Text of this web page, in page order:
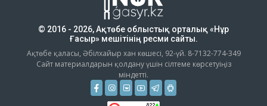
© 2016 - 2026, Ақтөбе облыстық орталық «Нұр
Ғасыр» мешітінің ресми сайты.
Ақтөбе қаласы, Әбілхайыр хан көшесі, 92-үй. 8-7132-774-349
Сайт материалдарын қолдану үшін сілтеме көрсетуіңіз
міндетті.